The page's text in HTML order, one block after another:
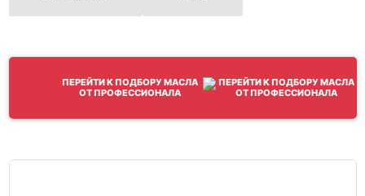
ПЕРЕЙТИ К ПОДБОРУ МАСЛА
ОТ ПРОФЕССИОНАЛА